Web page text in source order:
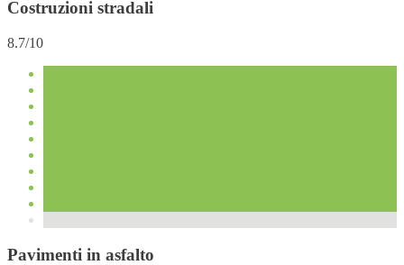
Costruzioni stradali
8.7/10
Pavimenti in asfalto